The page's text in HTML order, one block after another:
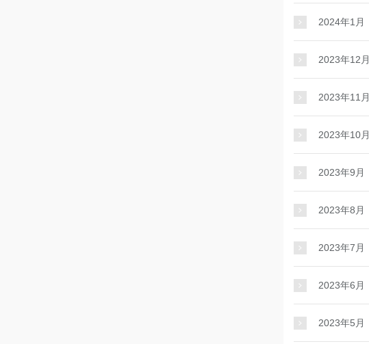
2024年1月
2023年12月
2023年11月
2023年10月
2023年9月
2023年8月
2023年7月
2023年6月
2023年5月